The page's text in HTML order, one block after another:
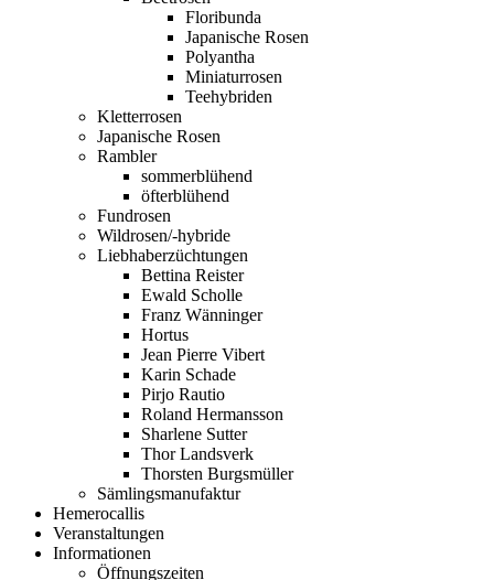
Floribunda
Japanische Rosen
Polyantha
Miniaturrosen
Teehybriden
Kletterrosen
Japanische Rosen
Rambler
sommerblühend
öfterblühend
Fundrosen
Wildrosen/-hybride
Liebhaberzüchtungen
Bettina Reister
Ewald Scholle
Franz Wänninger
Hortus
Jean Pierre Vibert
Karin Schade
Pirjo Rautio
Roland Hermansson
Sharlene Sutter
Thor Landsverk
Thorsten Burgsmüller
Sämlingsmanufaktur
Hemerocallis
Veranstaltungen
Informationen
Öffnungszeiten